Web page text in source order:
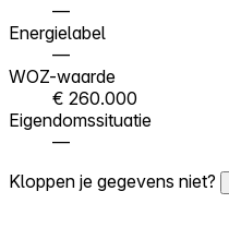
—
Energielabel
—
WOZ-waarde
€ 260.000
Eigendomssituatie
—
Kloppen je gegevens niet?